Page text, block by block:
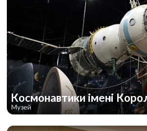
Космонавтики імені
Музей